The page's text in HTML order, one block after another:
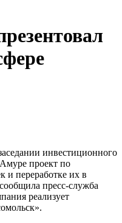
инвестиционного
проект по
переработке их в
пресс-служба
реализует